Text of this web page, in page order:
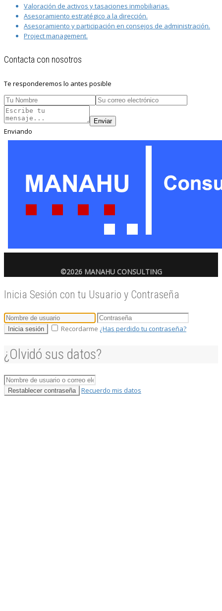
Valoración de activos y tasaciones inmobiliarias.
Asesoramiento estratégico a la dirección.
Asesoramiento y participación en consejos de administración.
Project management.
Contacta con nosotros
Te responderemos lo antes posible
Enviar
Enviando
©2026 MANAHU CONSULTING
Inicia Sesión con tu Usuario y Contraseña
Inicia sesión Recordarme ¿Has perdido tu contraseña?
¿Olvidó sus datos?
Restablecer contraseña Recuerdo mis datos